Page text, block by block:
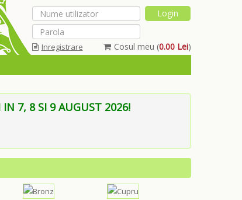
Cosul meu (0.00 Lei)
Inregistrare
7, 8 SI 9 AUGUST 2026!